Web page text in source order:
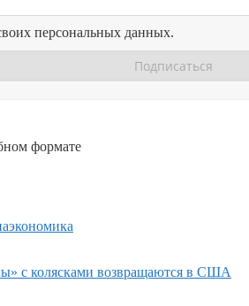
персональных данных.
формате
с колясками возвращаются в США